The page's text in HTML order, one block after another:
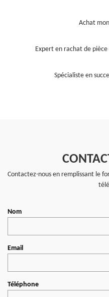
Achat
Expert en rachat de
Spécialiste en
Contactez-nous en remplissant le
Nom
Email
Téléphone